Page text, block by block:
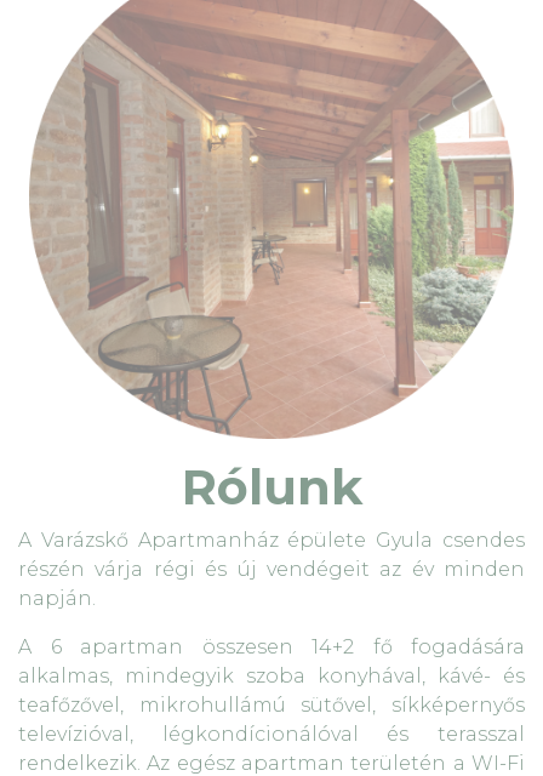
Rólunk
A Varázskő Apartmanház épülete Gyula csendes
részén várja régi és új vendégeit az év minden
napján.
A 6 apartman összesen 14+2 fő fogadására
alkalmas, mindegyik szoba konyhával, kávé- és
teafőzővel, mikrohullámú sütővel, síkképernyős
televízióval, légkondícionálóval és terasszal
rendelkezik. Az egész apartman területén a WI-Fi